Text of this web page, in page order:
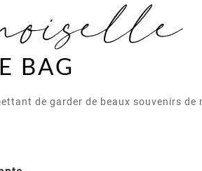
de garder de beaux souvenirs de